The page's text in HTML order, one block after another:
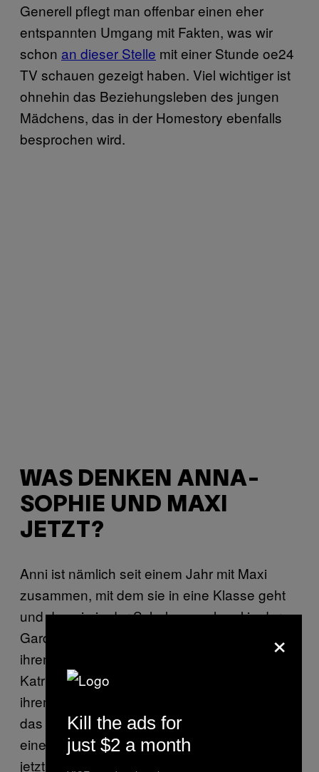
Generell pflegt man offenbar einen eher
entspannten Umgang mit Fakten, was wir
schon an dieser Stelle mit einer Stunde oe24
TV schauen gezeigt haben. Viel wichtiger ist
ohnehin das Beziehungsleben des jungen
Mädchens, das in der Homestory ebenfalls
besprochen wird.
WAS DENKEN ANNA-
SOPHIE UND MAXI
JETZT?
Anni ist nämlich seit einem Jahr mit Maxi
zusammen, mit dem sie in eine Klasse geht
und den sie in der Schule manchmal in der
Garderobe trifft. Verena Hofer ist mit Maxi—
ihrem “zukünftigen Schwiegersohn”, wie
Katrin Lampe ihn nennt—sehr zufrieden und
ihrem Gesichtsausdruck nach zu urteilen, der
das ganze Interview über wirkt, als hätte sie
eine ganze Zwiebel in der Backe,denkt sie
jetzt schon an den Tagebucheintrag, den ihre
×
Kill the ads for
just $2 a month